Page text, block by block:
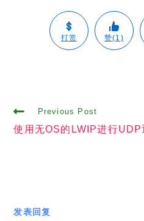
打赏 赞(1)
Read
more
articles
Previous Post
使用无OS的LWIP进行UDP
发表回复